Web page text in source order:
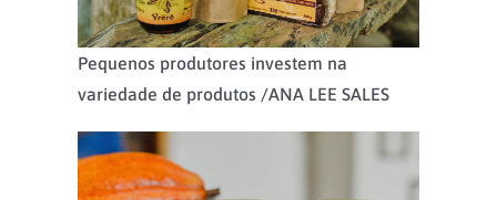
Pequenos produtores investem na
variedade de produtos /ANA LEE SALES